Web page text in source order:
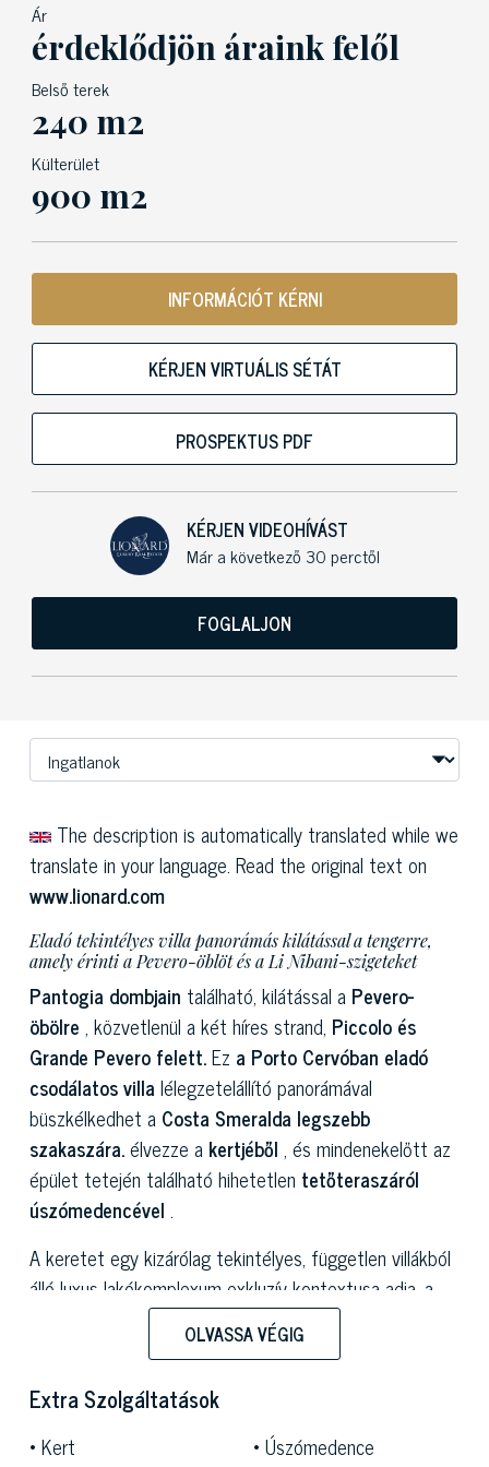
Ár
érdeklődjön áraink felől
Belső terek
240 m2
Külterület
900 m2
INFORMÁCIÓT KÉRNI
KÉRJEN VIRTUÁLIS SÉTÁT
PROSPEKTUS PDF
KÉRJEN VIDEOHÍVÁST
Már a következő 30 perctől
FOGLALJON
The description is automatically translated while we
translate in your language. Read the original text on
www.lionard.com
Eladó tekintélyes villa panorámás kilátással a tengerre,
amely érinti a Pevero-öblöt és a Li Nibani-szigeteket
Pantogia dombjain található, kilátással a Pevero-
öbölre , közvetlenül a két híres strand, Piccolo és
Grande Pevero felett.Ez a Porto Cervóban eladó
csodálatos villa lélegzetelállító panorámával
büszkélkedhet a Costa Smeralda legszebb
szakaszára.élvezze a kertjéből , és mindenekelőtt az
épület tetején található hihetetlen tetőteraszáról
úszómedencével .
A keretet egy kizárólag tekintélyes, független villákból
álló luxus lakókomplexum exkluzív kontextusa adja, a
mediterrán bozótokra jellemző buja, szennyezetlen
természet tágabb környezetében.
Elegáns és kifinomult építészeti vonalai, privát és
csendes elhelyezkedésű eladó villa egy nagy, privát
lombos kertben, amely az ingatlan három oldalán
OLVASSA VÉGIG
Extra Szolgáltatások
Kert
Úszómedence